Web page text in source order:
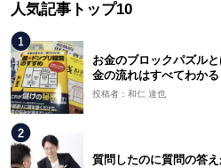
人気記事トップ10
お金のブロックパズル
金の流れはすべてわかる
投稿者：和仁 達也
質問したのに質問の答